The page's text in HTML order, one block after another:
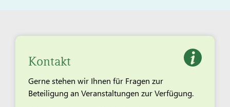
Kontakt
Gerne stehen wir Ihnen für Fragen zur
Beteiligung an Veranstaltungen zur Verfügung.